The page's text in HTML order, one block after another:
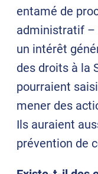
entamé de
administratif –
un intérêt
des droits à la
pourraient
mener des
Ils auraient
prévention de